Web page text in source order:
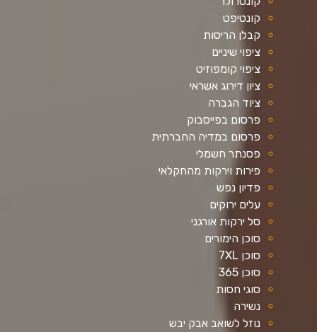
קונטיפט
קבלן הריסות
ציפוי שיניים
ציפוי קומפוזיט
ציון דירוג אשראי
ציוד הגברה
פרסום בפייסבוק
פרסום במדיה החברתית
פסנתר חשמלי
פירות וירקות מהחקלאי
פדיון נפש
עלים ירוקים
סל ירקות אורגני
סוכן הימורים
סוכן 7XL
סוכן 365
סוגי חסות
נשירה
נוזל לשואב אבק יבש